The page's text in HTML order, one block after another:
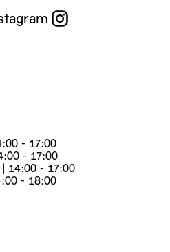
- 17:00
- 17:00
14:00 - 17:00
- 18:00